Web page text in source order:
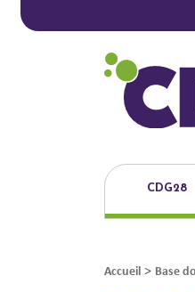
CDG28
Accueil > Base